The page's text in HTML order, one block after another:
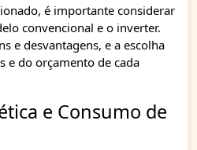
é importante considerar
convencional e o inverter.
e desvantagens, e a escolha
e do orçamento de cada
e Consumo de